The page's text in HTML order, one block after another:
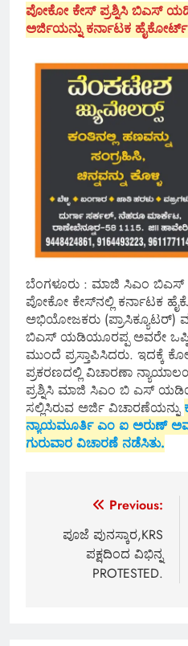
ಪೋಕೋ ಕೇಸ್ ಪ್ರಶ್ನಿಸಿ ಬಿಎಸ್
ಅರ್ಜಿಯನ್ನು ಕರ್ನಾಟಕ
ಬೆಂಗಳೂರು : ಮಾಜಿ ಸಿಎಂ
ಪೋಕೋ ಕೇಸ್‌ನಲ್ಲಿ ಕರ್ನಾಟಕ
ಅಭಿಯೋಜಕರು (ಪ್ರಾಸಿಕ್ಯೂಟ‌ರ್)
ಬಿಎಸ್ ಯಡಿಯೂರಪ್ಪ ಅವರೇ
ಮುಂದೆ ಪ್ರಸ್ತಾಪಿಸಿದರು. ಇದಕ್ಕೆ
ಪ್ರಕರಣದಲ್ಲಿ ವಿಚಾರಣಾ
ಪ್ರಶ್ನಿಸಿ ಮಾಜಿ ಸಿಎಂ ಬಿ ಎಸ್
ಸಲ್ಲಿಸಿರುವ ಅರ್ಜಿ ವಿಚಾರಣೆಯನ್ನು
ನ್ಯಾಯಮೂರ್ತಿ ಎಂ ಐ ಅರುಣ್
ಗುರುವಾರ ವಿಚಾರಣೆ ನಡೆಸಿತು.
navigation
Previous:
ಪೂಜೆ ಪುನಸ್ಕಾರ,KRS
ಪಕ್ಷದಿಂದ ವಿಭಿನ್ನ
PROTESTED.